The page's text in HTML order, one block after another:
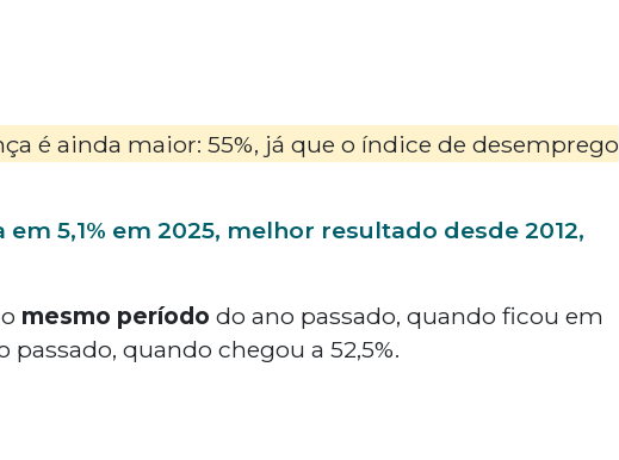
é ainda maior: 55%, já que o índice de desemprego
5,1% em 2025, melhor resultado desde 2012,
mesmo período do ano passado, quando ficou em
quando chegou a 52,5%.